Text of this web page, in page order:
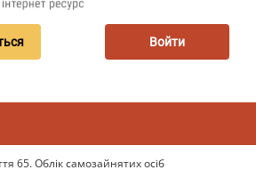
Войти
65. Облік самозайнятих осіб